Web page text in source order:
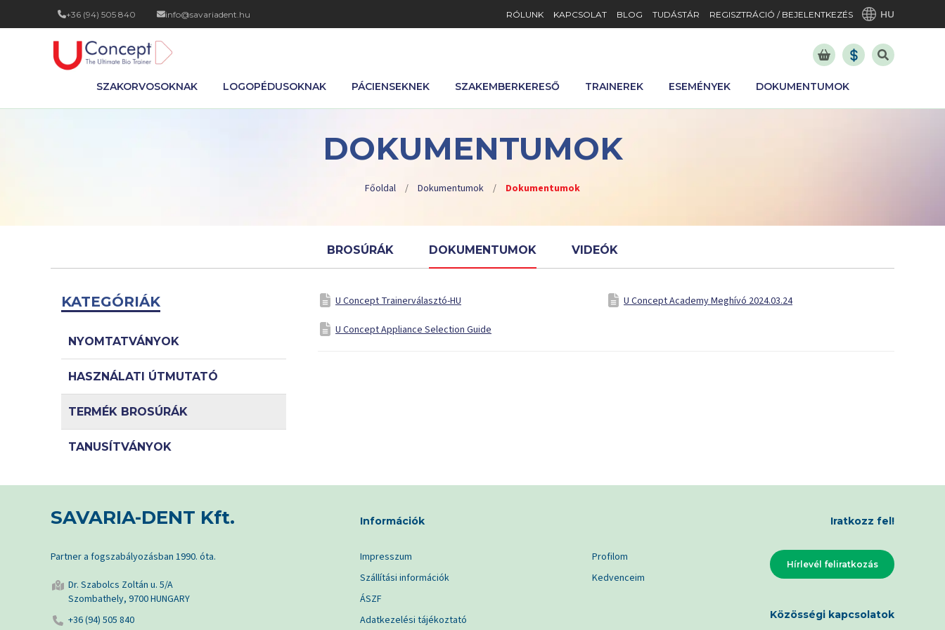
+36 (94) 505 840 info@savariadent.hu RÓLUNK KAPCSOLAT BLOG TUDÁSTÁR REGISZTRÁCIÓ / BEJELENTKEZÉS HU
SZAKORVOSOKNAK LOGOPÉDUSOKNAK PÁCIENSEKNEK SZAKEMBERKERESŐ TRAINEREK ESEMÉNYEK DOKUMENTUMOK
DOKUMENTUMOK
Főoldal / Dokumentumok / Dokumentumok
BROSÚRÁK DOKUMENTUMOK VIDEÓK
KATEGÓRIÁK
NYOMTATVÁNYOK
HASZNÁLATI ÚTMUTATÓ
TERMÉK BROSÚRÁK
TANUSÍTVÁNYOK
U Concept Trainerválasztó-HU U Concept Academy Meghívó 2024.03.24
U Concept Appliance Selection Guide
SAVARIA-DENT Kft.
Partner a fogszabályozásban 1990. óta.
Dr. Szabolcs Zoltán u. 5/A
Szombathely, 9700 HUNGARY
+36 (94) 505 840
Információk
Impresszum
Szállítási információk
ÁSZF
Adatkezelési tájékoztató
Profilom
Kedvenceim
Iratkozz fel!
Hírlevél feliratkozás
Közösségi kapcsolatok